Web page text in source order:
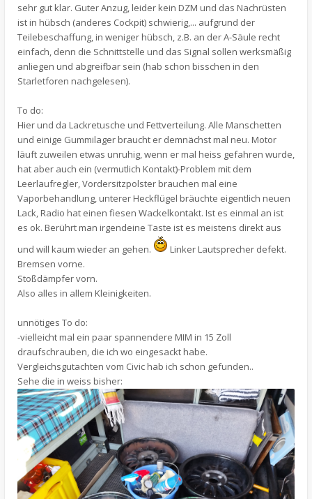
sehr gut klar. Guter Anzug, leider kein DZM und das Nachrüsten
ist in hübsch (anderes Cockpit) schwierig,... aufgrund der
Teilebeschaffung, in weniger hübsch, z.B. an der A-Säule recht
einfach, denn die Schnittstelle und das Signal sollen werksmäßig
anliegen und abgreifbar sein (hab schon bisschen in den
Starletforen nachgelesen).
To do:
Hier und da Lackretusche und Fettverteilung. Alle Manschetten
und einige Gummilager braucht er demnächst mal neu. Motor
läuft zuweilen etwas unruhig, wenn er mal heiss gefahren wurde,
hat aber auch ein (vermutlich Kontakt)-Problem mit dem
Leerlaufregler, Vordersitzpolster brauchen mal eine
Vaporbehandlung, unterer Heckflügel bräuchte eigentlich neuen
Lack, Radio hat einen fiesen Wackelkontakt. Ist es einmal an ist
es ok. Berührt man irgendeine Taste ist es meistens direkt aus
und will kaum wieder an gehen.
Linker Lautsprecher defekt.
Bremsen vorne.
Stoßdämpfer vorn.
Also alles in allem Kleinigkeiten.
unnötiges To do:
-vielleicht mal ein paar spannendere MIM in 15 Zoll
draufschrauben, die ich wo eingesackt habe.
Vergleichsgutachten vom Civic hab ich schon gefunden..
Sehe die in weiss bisher: